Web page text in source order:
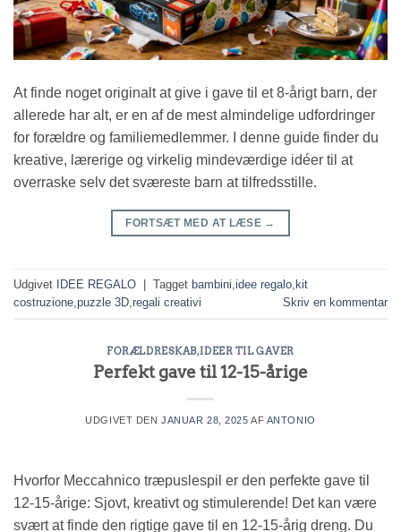
At finde noget originalt at give i gave til et 8-årigt barn, der
allerede har alt, er en af de mest almindelige udfordringer
for forældre og familiemedlemmer. I denne guide finder du
kreative, lærerige og virkelig mindeværdige idéer til at
overraske selv det sværeste barn at tilfredsstille.
FORTSÆT MED AT LÆSE →
Udgivet IDEE REGALO | Tagget bambini idee regalo kit
costruzione puzzle 3D regali creativi Skriv en kommentar
FORÆLDRESKAB,IDEER TIL GAVER
Perfekt gave til 12-15-årige
UDGIVET DENJANUAR 28, 2025 AF ANTONIO
Hvorfor Meccahnico træpuslespil er den perfekte gave til
12-15-årige: Sjovt, kreativt og stimulerende! Det kan være
svært at finde den rigtige gave til en 12-15-årig dreng. Du